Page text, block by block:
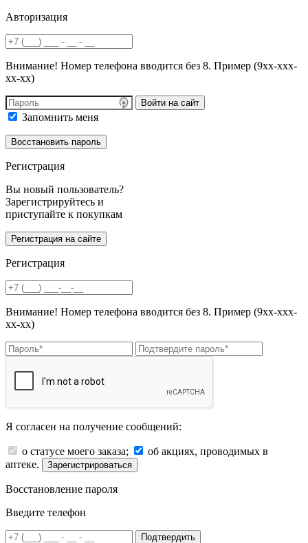
Авторизация
Внимание! Номер телефона вводится без 8. Пример (9хх-ххх-
хх-хх)
Войти на сайт
Запомнить меня
Регистрация
Вы новый пользователь?
Зарегистрируйтесь и
приступайте к покупкам
Регистрация
Внимание! Номер телефона вводится без 8. Пример (9хх-ххх-
хх-хх)
Я согласен на получение сообщений:
о статусе моего заказа;
об акциях, проводимых в
аптеке.
Зарегистрироваться
Восстановление пароля
Введите телефон
Подтвердить